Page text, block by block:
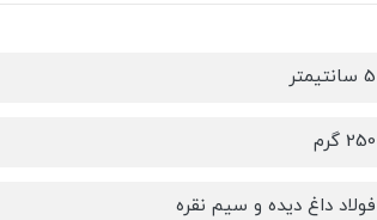
5 سانتیمتر
250 گرم
فولاد داغ دیده و سیم نقره